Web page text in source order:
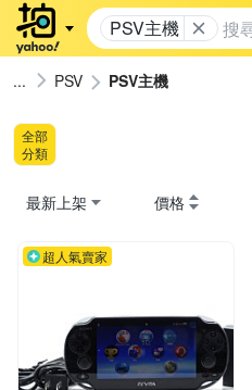
PSV主機
PSV PSV主機
全部
分類
最新上架 價格
超人氣賣家